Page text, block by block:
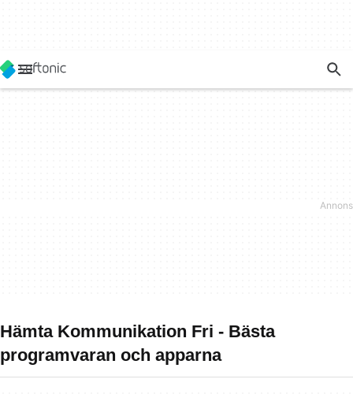
Hämta Kommunikation Fri - Bästa
programvaran och apparna